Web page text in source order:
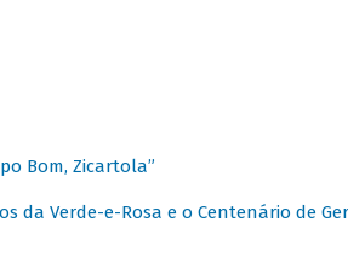
Bom, Zicartola”
da Verde-e-Rosa e o Centenário de